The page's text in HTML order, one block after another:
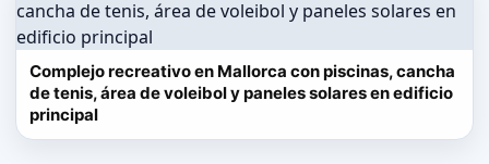
Complejo recreativo en Mallorca con piscinas, cancha
de tenis, área de voleibol y paneles solares en edificio
principal